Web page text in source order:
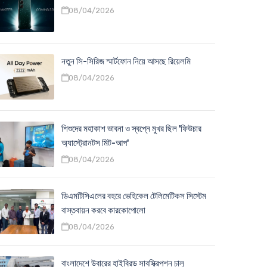
08/04/2026
নতুন সি-সিরিজ স্মার্টফোন নিয়ে আসছে রিয়েলমি
08/04/2026
শিশুদের মহাকাশ ভাবনা ও স্বপ্নে মুখর ছিল 'ফিউচার
অ্যাস্ট্রোনটস মিট-আপ'
08/04/2026
ডিএমটিসিএলের বহরে ভেহিকেল টেলিমেটিকস সিস্টেম
বাস্তবায়ন করবে কারকোপোলো
08/04/2026
বাংলাদেশে উবারের হাইব্রিড সাবস্ক্রিপশন চালু